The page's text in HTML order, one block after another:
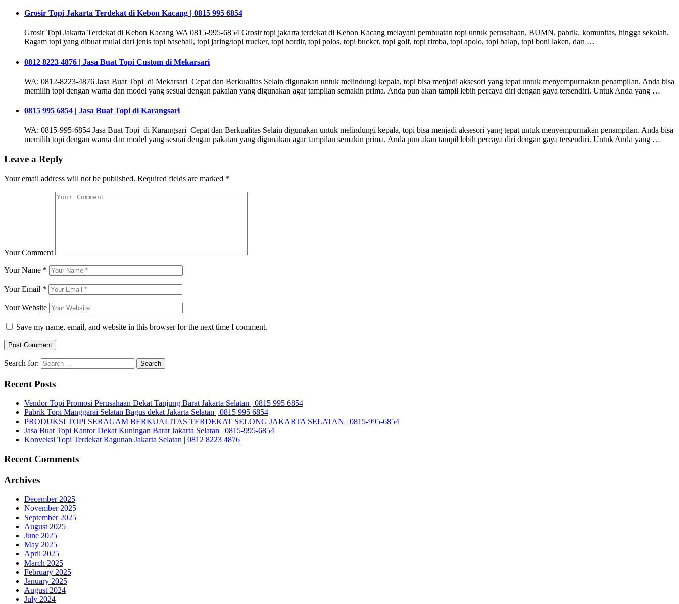
Grosir Topi Jakarta Terdekat di Kebon Kacang | 0815 995 6854
Grosir Topi Jakarta Terdekat di Kebon Kacang WA 0815-995-6854 Grosir topi jakarta terdekat di Kebon Kacang melayani pembuatan topi untuk perusahaan, BUMN, pabrik, komunitas, hingga sekolah.
Ragam topi yang dibuat mulai dari jenis topi baseball, topi jaring/topi trucker, topi bordir, topi polos, topi bucket, topi golf, topi rimba, topi apolo, topi balap, topi boni laken, dan …
0812 8223 4876 | Jasa Buat Topi Custom di Mekarsari
WA: 0812-8223-4876 Jasa Buat Topi di Mekarsari Cepat dan Berkualitas Selain digunakan untuk melindungi kepala, topi bisa menjadi aksesori yang tepat untuk menyempurnakan penampilan. Anda bisa
memilih topi dengan warna dan model yang sesuai dengan pakaian yang digunakan agar tampilan semakin prima. Anda pun akan tampil lebih percaya diri dengan gaya tersendiri. Untuk Anda yang …
0815 995 6854 | Jasa Buat Topi di Karangsari
WA: 0815-995-6854 Jasa Buat Topi di Karangsari Cepat dan Berkualitas Selain digunakan untuk melindungi kepala, topi bisa menjadi aksesori yang tepat untuk menyempurnakan penampilan. Anda bisa
memilih topi dengan warna dan model yang sesuai dengan pakaian yang digunakan agar tampilan semakin prima. Anda pun akan tampil lebih percaya diri dengan gaya tersendiri. Untuk Anda yang …
Leave a Reply
Your email address will not be published. Required fields are marked *
Your Comment
Your Name *
Your Email *
Your Website
Save my name, email, and website in this browser for the next time I comment.
Search for:
Recent Posts
Vendor Topi Promosi Perusahaan Dekat Tanjung Barat Jakarta Selatan | 0815 995 6854
Pabrik Topi Manggarai Selatan Bagus dekat Jakarta Selatan | 0815 995 6854
PRODUKSI TOPI SERAGAM BERKUALITAS TERDEKAT SELONG JAKARTA SELATAN | 0815-995-6854
Jasa Buat Topi Kantor Dekat Kuningan Barat Jakarta Selatan | 0815-995-6854
Konveksi Topi Terdekat Ragunan Jakarta Selatan | 0812 8223 4876
Recent Comments
Archives
December 2025
November 2025
September 2025
August 2025
June 2025
May 2025
April 2025
March 2025
February 2025
January 2025
August 2024
July 2024